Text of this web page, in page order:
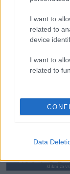
I want to
related to
device
I want to
related to
Data
klikni za